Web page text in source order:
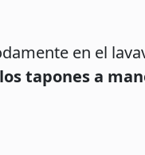
en el
tapones a